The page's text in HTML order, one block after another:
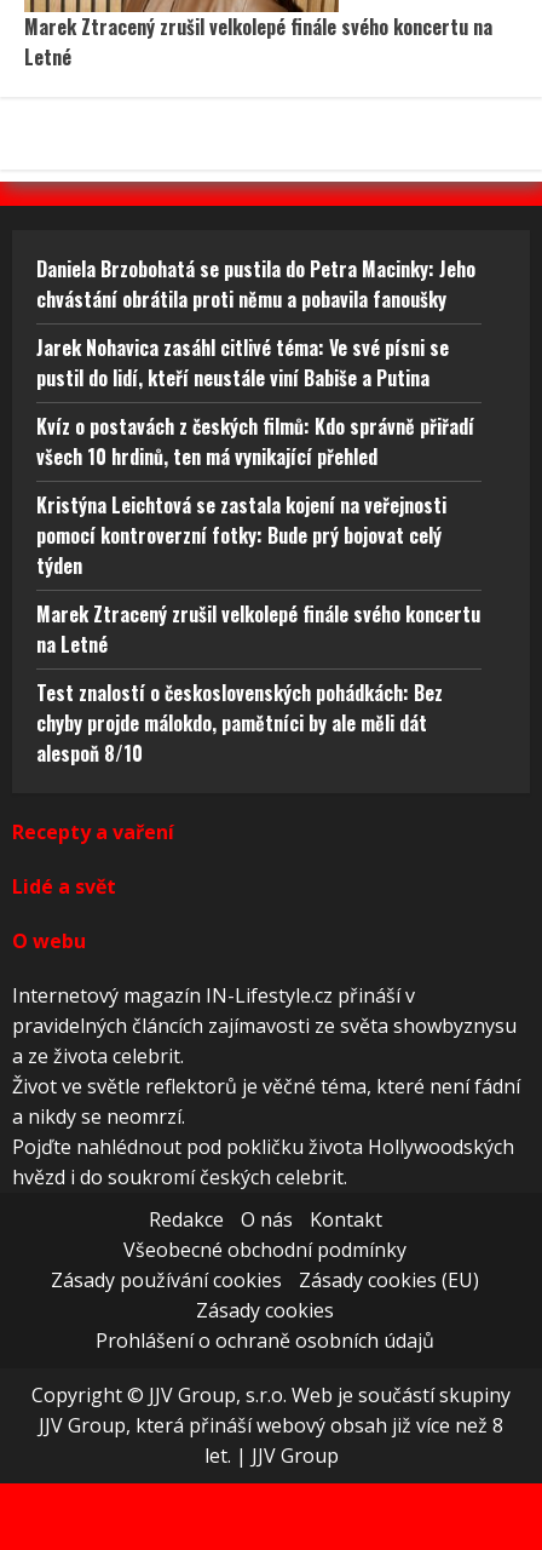
Marek Ztracený zrušil velkolepé finále svého koncertu na
Letné
Daniela Brzobohatá se pustila do Petra Macinky: Jeho
chvástání obrátila proti němu a pobavila fanoušky
Jarek Nohavica zasáhl citlivé téma: Ve své písni se
pustil do lidí, kteří neustále viní Babiše a Putina
Kvíz o postavách z českých filmů: Kdo správně přiřadí
všech 10 hrdinů, ten má vynikající přehled
Kristýna Leichtová se zastala kojení na veřejnosti
pomocí kontroverzní fotky: Bude prý bojovat celý
týden
Marek Ztracený zrušil velkolepé finále svého koncertu
na Letné
Test znalostí o československých pohádkách: Bez
chyby projde málokdo, pamětníci by ale měli dát
alespoň 8/10
Recepty a vaření
Lidé a svět
O webu
Internetový magazín IN-Lifestyle.cz přináší v
pravidelných článcích zajímavosti ze světa showbyznysu
a ze života celebrit.
Život ve světle reflektorů je věčné téma, které není fádní
a nikdy se neomrzí.
Pojďte nahlédnout pod pokličku života Hollywoodských
hvězd i do soukromí českých celebrit.
Redakce
O nás
Kontakt
Všeobecné obchodní podmínky
Zásady používání cookies
Zásady cookies (EU)
Zásady cookies
Prohlášení o ochraně osobních údajů
Copyright © JJV Group, s.r.o. Web je součástí skupiny
JJV Group, která přináší webový obsah již více než 8
let. | JJV Group